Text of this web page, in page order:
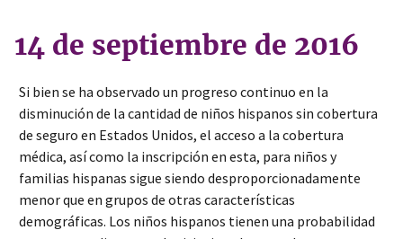
14 de septiembre de 2016
Si bien se ha observado un progreso continuo en la
disminución de la cantidad de niños hispanos sin cobertura
de seguro en Estados Unidos, el acceso a la cobertura
médica, así como la inscripción en esta, para niños y
familias hispanas sigue siendo desproporcionadamente
menor que en grupos de otras características
demográficas. Los niños hispanos tienen una probabilidad